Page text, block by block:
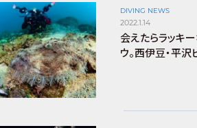
DIVING NEWS
2022.1.14
会えたらラッキ
ウ。西伊豆・平